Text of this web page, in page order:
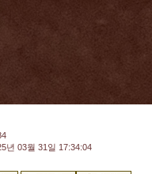
년 03월 31일 17:34:04